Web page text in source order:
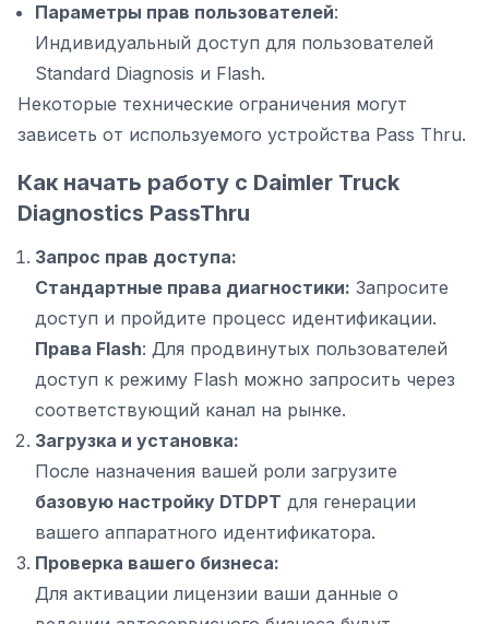
Параметры прав пользователей:
Индивидуальный доступ для пользователей
Standard Diagnosis и Flash.
Некоторые технические ограничения могут
зависеть от используемого устройства Pass Thru.
Как начать работу с Daimler Truck
Diagnostics PassThru
Запрос прав доступа:
Стандартные права диагностики: Запросите
доступ и пройдите процесс идентификации.
Права Flash: Для продвинутых пользователей
доступ к режиму Flash можно запросить через
соответствующий канал на рынке.
Загрузка и установка:
После назначения вашей роли загрузите
базовую настройку DTDPT для генерации
вашего аппаратного идентификатора.
Проверка вашего бизнеса:
Для активации лицензии ваши данные о